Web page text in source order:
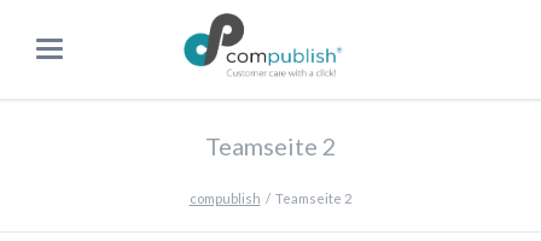
Teamseite 2
compublish Teamseite 2